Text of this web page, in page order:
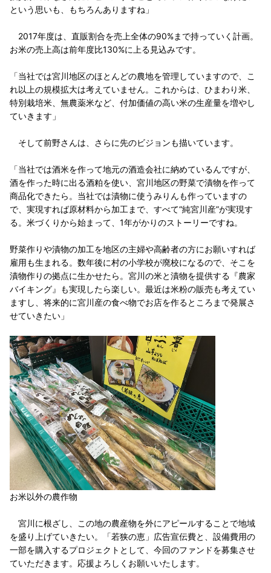
という思いも、もちろんありますね」
2017年度は、直販割合を売上全体の90%まで持っていく計画。
お米の売上高は前年度比130%に上る見込みです。
「当社では宮川地区のほとんどの農地を管理していますので、こ
れ以上の規模拡大は考えていません。これからは、ひまわり米、
特別栽培米、無農薬米など、付加価値の高い米の生産量を増やし
ていきます」
そして前野さんは、さらに先のビジョンも描いています。
「当社では酒米を作って地元の酒造会社に納めているんですが、
酒を作った時に出る酒粕を使い、宮川地区の野菜で漬物を作って
商品化できたら。当社では漬物に使うみりんも作っていますの
で、実現すれば原材料から加工まで、すべて“純宮川産”が実現す
る。米づくりから始まって、1年がかりのストーリーですね。
野菜作りや漬物の加工を地区の主婦や高齢者の方にお願いすれば
雇用も生まれる。数年後に村の小学校が廃校になるので、そこを
漬物作りの拠点に生かせたら。宮川の米と漬物を提供する『農家
バイキング』も実現したら楽しい。最近は米粉の販売も考えてい
ますし、将来的に宮川産の食べ物でお店を作るところまで発展さ
せていきたい」
お米以外の農作物
宮川に根ざし、この地の農産物を外にアピールすることで地域
を盛り上げていきたい。「若狭の恵」広告宣伝費と、設備費用の
一部を購入するプロジェクトとして、今回のファンドを募集させ
ていただきます。応援よろしくお願いいたします。